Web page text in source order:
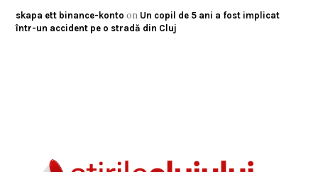
skapa ett binance-konto on Un copil de 5 ani a fost implicat
într-un accident pe o stradă din Cluj